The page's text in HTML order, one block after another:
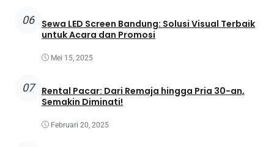
06
Sewa LED Screen Bandung: Solusi Visual Terbaik
untuk Acara dan Promosi
Mei 15, 2025
07
Rental Pacar: Dari Remaja hingga Pria 30-an,
Semakin Diminati!
Februari 20, 2025